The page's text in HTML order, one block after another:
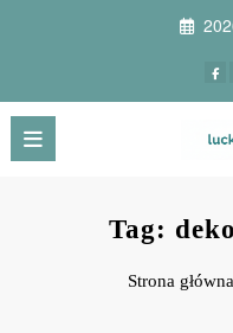
Tag:
Strona główna